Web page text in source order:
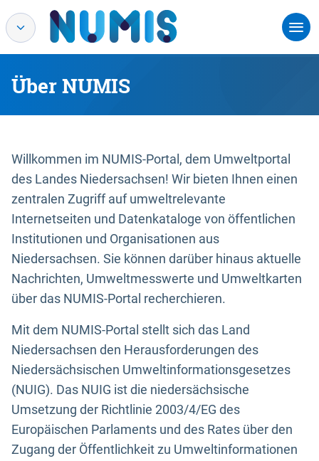
Über NUMIS
Willkommen im NUMIS-Portal, dem Umweltportal
des Landes Niedersachsen! Wir bieten Ihnen einen
zentralen Zugriff auf umweltrelevante
Internetseiten und Datenkataloge von öffentlichen
Institutionen und Organisationen aus
Niedersachsen. Sie können darüber hinaus aktuelle
Nachrichten, Umweltmesswerte und Umweltkarten
über das NUMIS-Portal recherchieren.
Mit dem NUMIS-Portal stellt sich das Land
Niedersachsen den Herausforderungen des
Niedersächsischen Umweltinformationsgesetzes
(NUIG). Das NUIG ist die niedersächsische
Umsetzung der Richtlinie 2003/4/EG des
Europäischen Parlaments und des Rates über den
Zugang der Öffentlichkeit zu Umweltinformationen